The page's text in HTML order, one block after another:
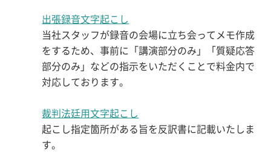
出張録音文字起こし
当社スタッフが録音の会場に立ち会ってメモ作成
をするため、事前に「講演部分のみ」「質疑応答
部分のみ」などの指示をいただくことで料金内で
対応しております。
裁判法廷用文字起こし
起こし指定箇所がある旨を反訳書に記載いたしま
す。